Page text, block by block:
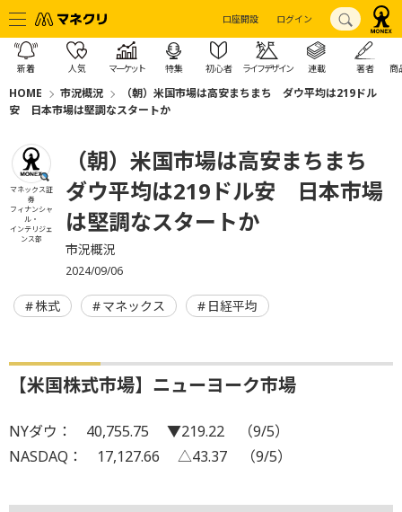
口座開設 ログイン
新着 人気 マーケット 特集 初心者 ライフデザイン 連載 著者 商
HOME 市況概況
（朝）米国市場は高安まちまち ダウ平均は219ドル
安 日本市場は堅調なスタートか
マネックス証
券
フィナンシャ
ル・
インテリジェ
ンス部
（朝）米国市場は高安まちまち
ダウ平均は219ドル安 日本市場
は堅調なスタートか
市況概況
2024/09/06
株式 マネックス 日経平均
【米国株式市場】ニューヨーク市場
NYダウ： 40,755.75 ▼219.22 （9/5）
NASDAQ： 17,127.66 △43.37 （9/5）